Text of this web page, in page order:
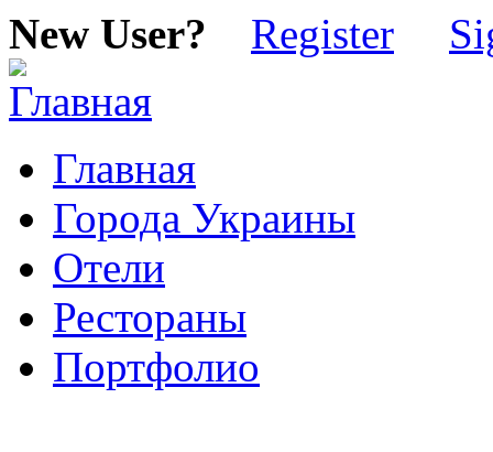
New User? Register
Главная
Города Украины
Отели
Рестораны
Портфолио